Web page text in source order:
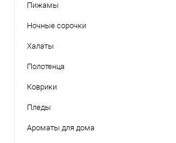
Пижамы
Ночные сорочки
Халаты
Полотенца
Коврики
Пледы
Ароматы для дома